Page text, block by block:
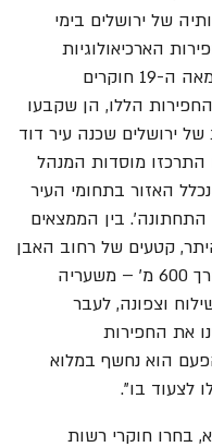
של ירושלים בימי
הארכיאולוגיות
הקודמות באתר, אותן החלו בסוף המאה ה-19 חוקרים
החפירות הללו, הן שקבעו
ירושלים שכנה עיר דוד
מוסדות המנהל
האזור בתחומי העיר
בין הממצאים
קטעים של רחוב האבן
המדורג מימי הבית השני, שנבנה לאורך 600 מ' – משעריה
וצפונה, לעבר
שנים חידשנו את החפירות
הוא נחשף במלוא
לצעוד בו".
בחרו חוקרי רשות